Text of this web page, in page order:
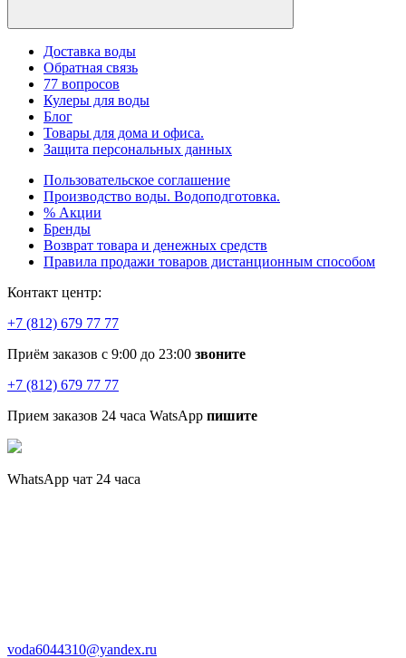
Доставка воды
Обратная связь
77 вопросов
Кулеры для воды
Блог
Товары для дома и офиса.
Защита персональных данных
Пользовательское соглашение
Производство воды. Водоподготовка.
% Акции
Бренды
Возврат товара и денежных средств
Правила продажи товаров дистанционным способом
Контакт центр:
+7 (812) 679 77 77
Приём заказов с 9:00 до 23:00 звоните
+7 (812) 679 77 77
Прием заказов 24 часа WatsApp пишите
WhatsApp чат 24 часа
voda6044310@yandex.ru